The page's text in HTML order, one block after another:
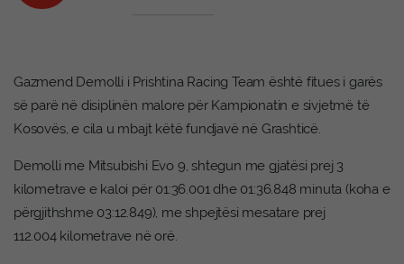
Gazmend Demolli i Prishtina Racing Team është fitues i garës
së parë në disiplinën malore për Kampionatin e sivjetmë të
Kosovës, e cila u mbajt këtë fundjavë në Grashticë.
Demolli me Mitsubishi Evo 9, shtegun me gjatësi prej 3
kilometrave e kaloi për 01:36.001 dhe 01:36.848 minuta (koha e
përgjithshme 03:12.849), me shpejtësi mesatare prej
112.004 kilometrave në orë.